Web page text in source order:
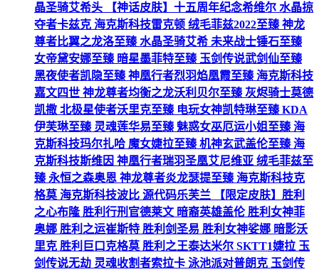
晶圣骑艾希头 【神话皮肤】十五周年纪念希维尔 水晶掠
夺者卡兹克 海克斯科技雷克顿 绒毛菲兹2022至臻 神龙
尊者比翼之龙洛至臻 水晶圣骑艾希 未来战士锤石至臻
女帝黛安娜至臻 暗星墨菲特至臻 玉剑传说武剑仙至臻
黑夜使者凯隐至臻 神凰行者烈羽焰凰霞至臻 海克斯科技
嘉文四世 神龙尊者均衡之龙沃利贝尔至臻 灰烬骑士莫德
凯撒 北极星使者沃里克至臻 电玩女神凯特琳至臻 KDA
伊芙琳至臻 灵魂莲华易至臻 魅惑女巫厄运小姐至臻 海
克斯科技玛尔扎哈 魔女婕拉至臻 机神玄武盖伦至臻 海
克斯科技斯维因 神凰行者瑞羽圣凰艾尼维亚 绒毛菲兹至
臻 永恒之森奥恩 神龙尊者炎龙瑟提至臻 海克斯科技克
格莫 海克斯科技波比 源代码乐芙兰 【限定皮肤】胜利
之心布隆 胜利行刑官德莱文 暗裔英雄盖伦 胜利女神菲
奥娜 胜利之运崔斯特 胜利剑圣易 胜利女神娑娜 暗影沃
里克 胜利巨口克格莫 胜利之王泰达米尔 SKTT1婕拉 玉
剑传说无劫 灵魂收割者索拉卡 泳池派对普朗克 玉剑传